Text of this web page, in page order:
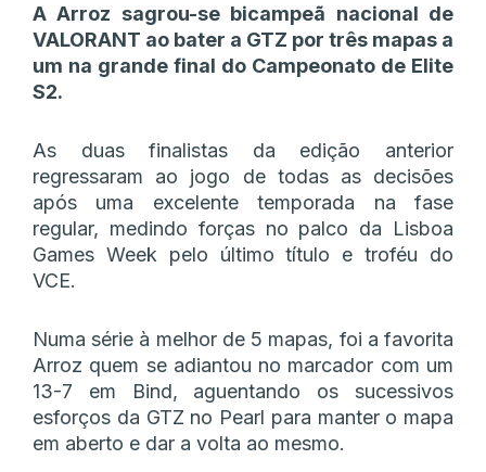
A Arroz sagrou-se bicampeã nacional de
VALORANT ao bater a GTZ por três mapas a
um na grande final do Campeonato de Elite
S2.
As duas finalistas da edição anterior
regressaram ao jogo de todas as decisões
após uma excelente temporada na fase
regular, medindo forças no palco da Lisboa
Games Week pelo último título e troféu do
VCE.
Numa série à melhor de 5 mapas, foi a favorita
Arroz quem se adiantou no marcador com um
13-7 em Bind, aguentando os sucessivos
esforços da GTZ no Pearl para manter o mapa
em aberto e dar a volta ao mesmo.